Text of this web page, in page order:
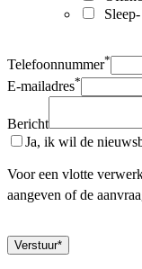
Telefoonnummer*
E-mailadres*
Bericht
Ja, ik wil de
Voor een vlotte
aangeven of de